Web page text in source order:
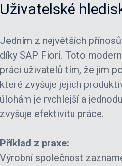
Uživatelské
Jedním z největších
díky SAP Fiori. Toto
práci uživatelů tím, že jim
které zvyšuje jejich
úlohám je rychlejší a
zvyšuje efektivitu práce.
Příklad z praxe:
Výrobní společnost